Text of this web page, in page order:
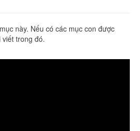
này. Nếu có các mục con được
trong đó.